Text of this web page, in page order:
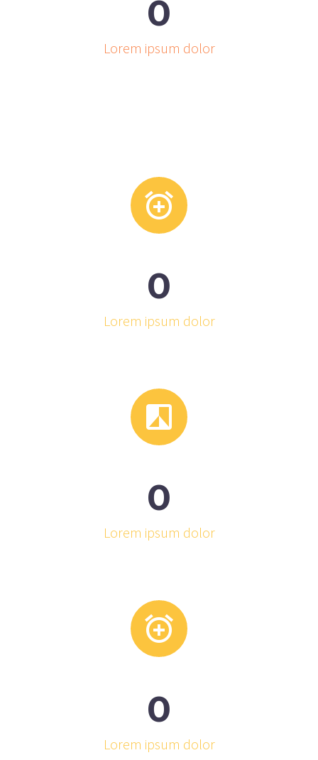
0
Lorem ipsum dolor


0
Lorem ipsum dolor


0
Lorem ipsum dolor


0
Lorem ipsum dolor